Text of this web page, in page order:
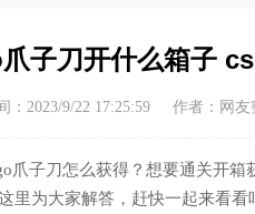
子刀开什么箱子
：2023/9/22 17:25:59 作者：网友
爪子刀怎么获得？想要通关开
里为大家解答，赶快一起来看看